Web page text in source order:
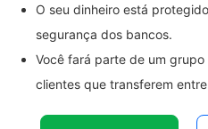
O seu dinheiro está
segurança dos bancos.
Você fará parte de um
clientes que transferem